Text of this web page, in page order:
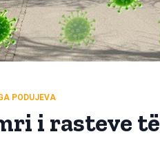
PODUJEVA
i rasteve të